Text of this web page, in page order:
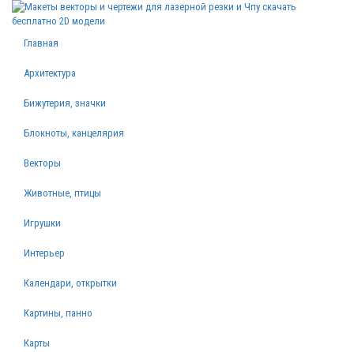
Главная
Архитектура
Бижутерия, значки
Блокноты, канцелярия
Векторы
Животные, птицы
Игрушки
Интерьер
Календари, открытки
Картины, панно
Карты